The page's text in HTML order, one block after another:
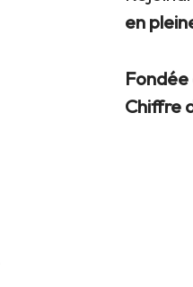
en
Fondée
Chiffre